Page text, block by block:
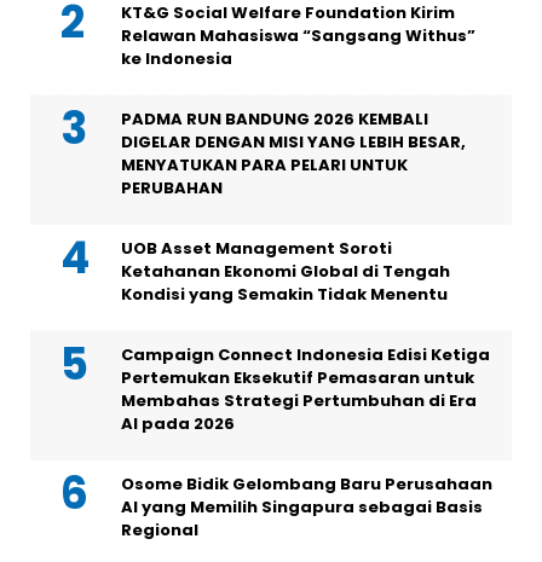
KT&G Social Welfare Foundation Kirim
Relawan Mahasiswa “Sangsang Withus”
ke Indonesia
PADMA RUN BANDUNG 2026 KEMBALI
DIGELAR DENGAN MISI YANG LEBIH BESAR,
MENYATUKAN PARA PELARI UNTUK
PERUBAHAN
UOB Asset Management Soroti
Ketahanan Ekonomi Global di Tengah
Kondisi yang Semakin Tidak Menentu
Campaign Connect Indonesia Edisi Ketiga
Pertemukan Eksekutif Pemasaran untuk
Membahas Strategi Pertumbuhan di Era
AI pada 2026
Osome Bidik Gelombang Baru Perusahaan
AI yang Memilih Singapura sebagai Basis
Regional